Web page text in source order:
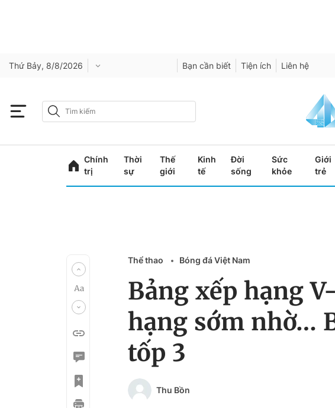
Thứ Bảy, 8/8/2026 Bạn cần biết Tiện ích Liên hệ
Chính
trị
Thời
sự
Thế
giới
Kinh
tế
Đời
sống
Sức
khỏe
Giới
trẻ
Thể thao Bóng đá Việt Nam
Bảng xếp hạng
hạng sớm nhờ…
tốp 3
Thu Bồn